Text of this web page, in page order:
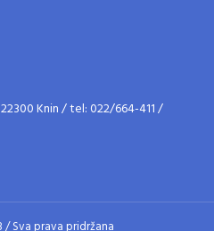
Knin / tel: 022/664-411 /
/ Sva prava pridržana